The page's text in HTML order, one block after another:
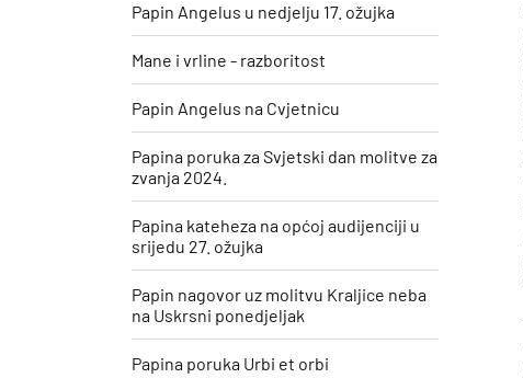
Papin Angelus u nedjelju 17. ožujka
Mane i vrline - razboritost
Papin Angelus na Cvjetnicu
Papina poruka za Svjetski dan molitve za
zvanja 2024.
Papina kateheza na općoj audijenciji u
srijedu 27. ožujka
Papin nagovor uz molitvu Kraljice neba
na Uskrsni ponedjeljak
Papina poruka Urbi et orbi